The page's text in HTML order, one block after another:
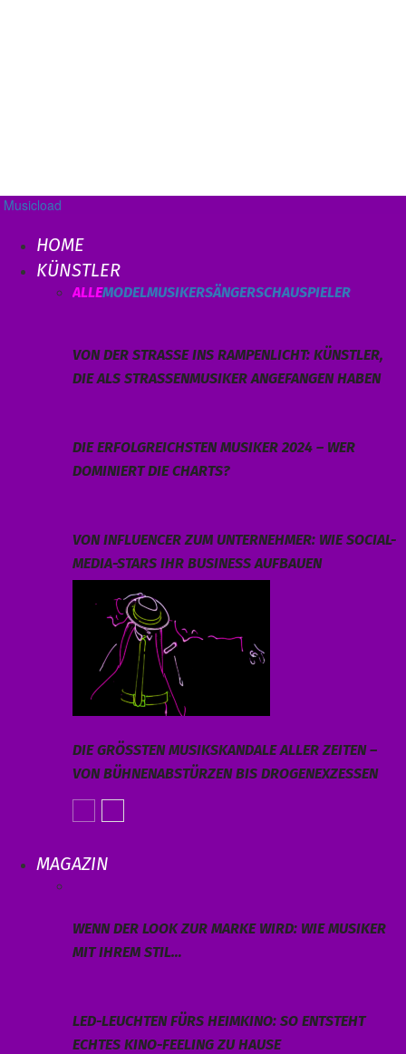
Musicload
HOME
KÜNSTLER
ALLEMODELMUSIKERSÄNGERSCHAUSPIELER
VON DER STRASSE INS RAMPENLICHT: KÜNSTLER, D
IE ALS STRASSENMUSIKER ANGEFANGEN HABEN
DIE ERFOLGREICHSTEN MUSIKER 2024 – WER
DOMINIERT DIE CHARTS?
VON INFLUENCER ZUM UNTERNEHMER: WIE SOCIAL-
MEDIA-STARS IHR BUSINESS AUFBAUEN
DIE GRÖSSTEN MUSIKSKANDALE ALLER ZEITEN – V
ON BÜHNENABSTÜRZEN BIS DROGENEXZESSEN
MAGAZIN
WENN DER LOOK ZUR MARKE WIRD: WIE MUSIKER
MIT IHREM STIL…
LED-LEUCHTEN FÜRS HEIMKINO: SO ENTSTEHT
ECHTES KINO-FEELING ZU HAUSE